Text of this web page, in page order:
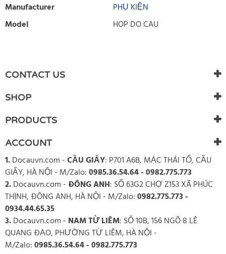
Manufacturer
PHỤ KIỆN
Model
HOP DO CAU
There are currently no product reviews. Be the first who write
review
CONTACT US
SHOP
PRODUCTS
ACCOUNT
1.Docauvn.com -CẦU GIẤY: P701 A6B, MẠC THÁI TỔ, CẦU
GIẤY, HÀ NỘI - M/Zalo:0985.36.54.64 - 0982.775.773
2.Docauvn.com - ĐÔNG ANH: SỐ 63G2 CHỢ Z153 XÃ PHÚC
THỊNH, ĐÔNG ANH, HÀ NỘI - M/Zalo:0982.775.773 -
0934.44.65.35
3.Docauvn.com - NAM TỪ LIÊM: SỐ 10B, 156 NGÕ 8 LÊ
QUANG ĐẠO, PHƯỜNG TỪ LIÊM, HÀ NỘI -
M/Zalo:0985.36.54.64 - 0982.775.773